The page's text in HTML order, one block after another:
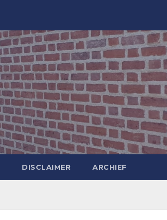
DISCLAIMER ARCHIEF